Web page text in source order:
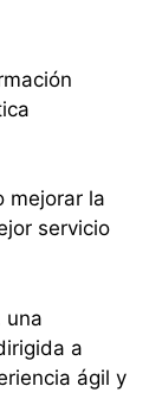
mejorar la
servicio
una
a
ágil y